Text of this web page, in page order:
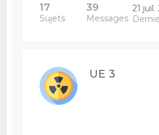
17
Sujets
39
Messages
21 juil.
UE 3